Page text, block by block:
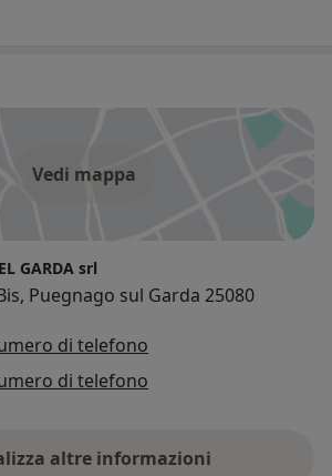
Vedi mappa
GARDA srl
Puegnago sul Garda 25080
di telefono
di telefono
altre informazioni